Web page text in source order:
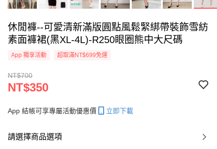
休閒褲--可愛清新滿版圓點風鬆緊綁帶裝飾雪紡
素面褲裙(黑XL-4L)-R250眼圈熊中大尺碼
App 獨享活動 超取滿NT$699免運
NT$700
NT$350
App 結帳可享專屬活動優惠價 立即下載
請選擇商品選項